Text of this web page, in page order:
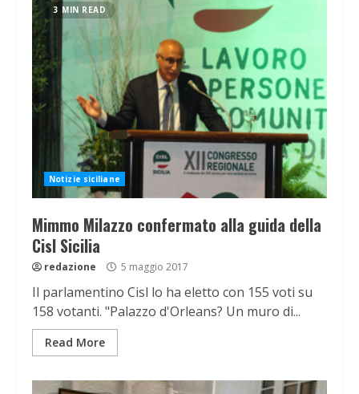
3 MIN READ
Notizie siciliane
Mimmo Milazzo confermato alla guida della
Cisl Sicilia
redazione 5 maggio 2017
Il parlamentino Cisl lo ha eletto con 155 voti su
158 votanti. "Palazzo d'Orleans? Un muro di...
Read More